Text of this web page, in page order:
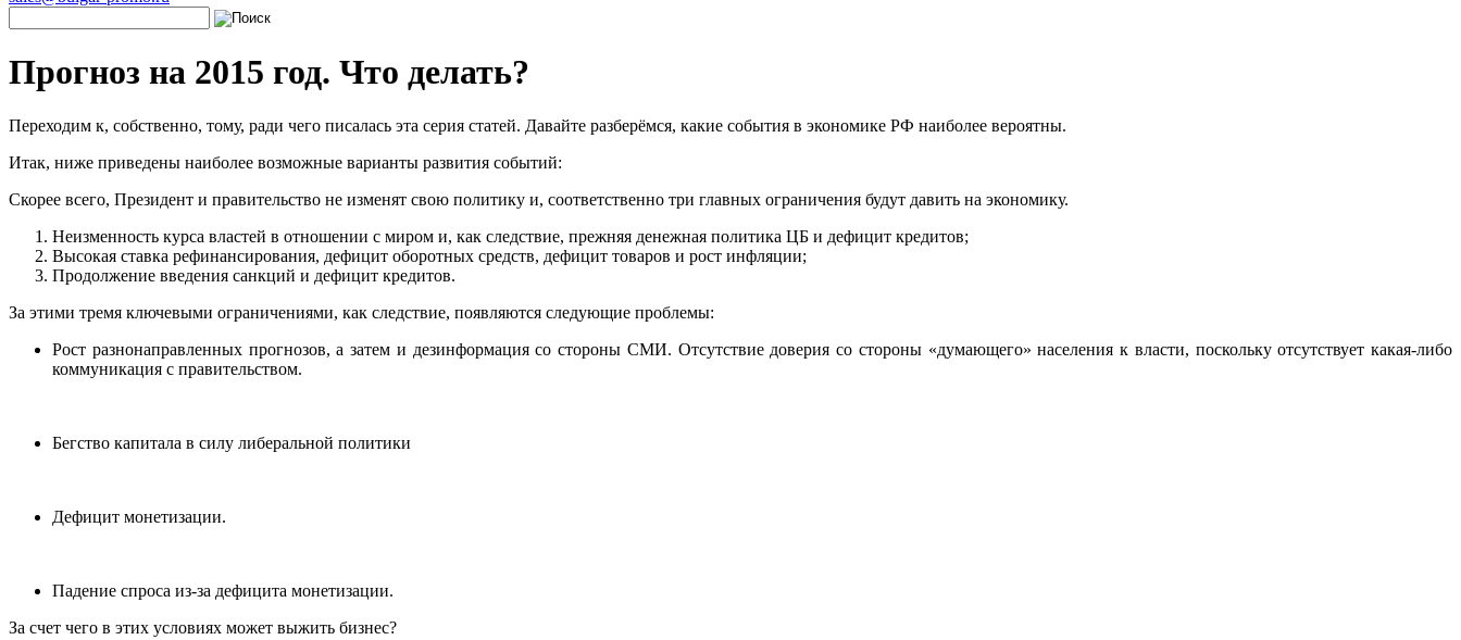
Прогноз на 2015 год. Что делать?
Переходим к, собственно, тому, ради чего писалась эта серия статей. Давайте разберёмся, какие события в экономике РФ наиболее вероятны.
Итак, ниже приведены наиболее возможные варианты развития событий:
Скорее всего, Президент и правительство не изменят свою политику и, соответственно три главных ограничения будут давить на экономику.
Неизменность курса властей в отношении с миром и, как следствие, прежняя денежная политика ЦБ и дефицит кредитов;
Высокая ставка рефинансирования, дефицит оборотных средств, дефицит товаров и рост инфляции;
Продолжение введения санкций и дефицит кредитов.
За этими тремя ключевыми ограничениями, как следствие, появляются следующие проблемы:
Рост разнонаправленных прогнозов, а затем и дезинформация со стороны СМИ. Отсутствие доверия со стороны «думающего» населения к власти, поскольку отсутствует какая-либо
коммуникация с правительством.
Бегство капитала в силу либеральной политики
Дефицит монетизации.
Падение спроса из-за дефицита монетизации.
За счет чего в этих условиях может выжить бизнес?